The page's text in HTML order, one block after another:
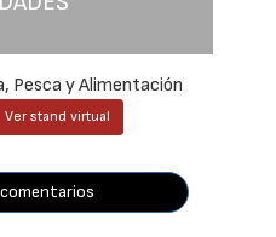
Pesca y Alimentación
Ver stand virtual